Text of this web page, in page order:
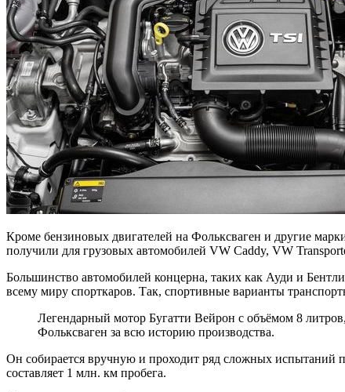
Кроме бензиновых двигателей на Фольксваген и другие
получили для грузовых автомобилей VW Caddy, VW
Большинство автомобилей концерна, таких как Ауди и
всему миру спорткаров. Так, спортивные варианты
Легендарный мотор Бугатти Вейрон с объёмом 8
Фольксваген за всю историю производства.
Он собирается вручную и проходит ряд сложных испытаний
составляет 1 млн. км пробега.